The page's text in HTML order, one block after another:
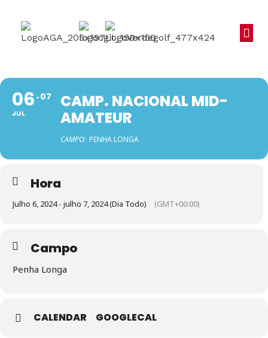
06
JUL
07
CAMP. NACIONAL MID-
AMATEUR
CAMPO: PENHA LONGA
Hora
Julho 6, 2024 - julho 7, 2024 (Dia Todo) (GMT+00:00)
Campo
Penha Longa
CALENDAR GOOGLECAL